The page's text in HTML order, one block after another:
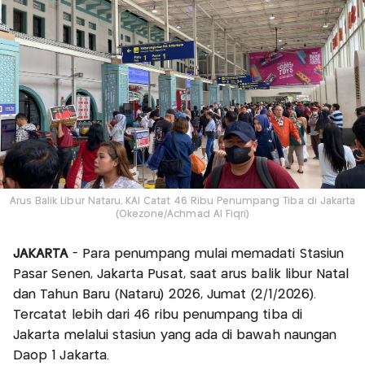
Arus Balik Libur Nataru, KAI Catat 46 Ribu Penumpang Tiba di Jakarta
(Okezone/Achmad Al Fiqri)
JAKARTA- Para penumpang mulai memadati Stasiun
Pasar Senen, Jakarta Pusat, saat arus balik libur Natal
dan Tahun Baru (Nataru) 2026, Jumat (2/1/2026).
Tercatat lebih dari 46 ribu penumpang tiba di
Jakarta melalui stasiun yang ada di bawah naungan
Daop 1 Jakarta.